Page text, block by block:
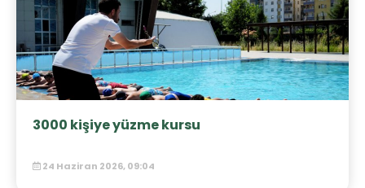
3000 kişiye yüzme kursu
24 Haziran 2026, 09:04